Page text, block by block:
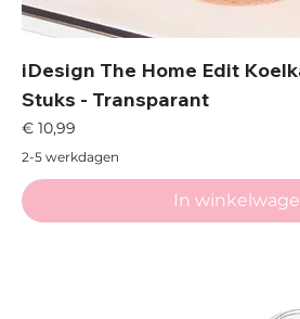
iDesign The Home Edit
Stuks - Transparant
Prijs
€ 10,99
2-5 werkdagen
In